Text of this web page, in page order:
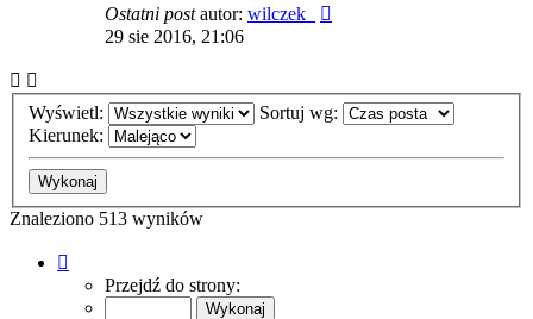
Ostatni postautor: wilczek_
29 sie 2016, 21:06
Wyświetl:
Sortuj wg:
Kierunek:
Znaleziono 513 wyników
Przejdź do strony: